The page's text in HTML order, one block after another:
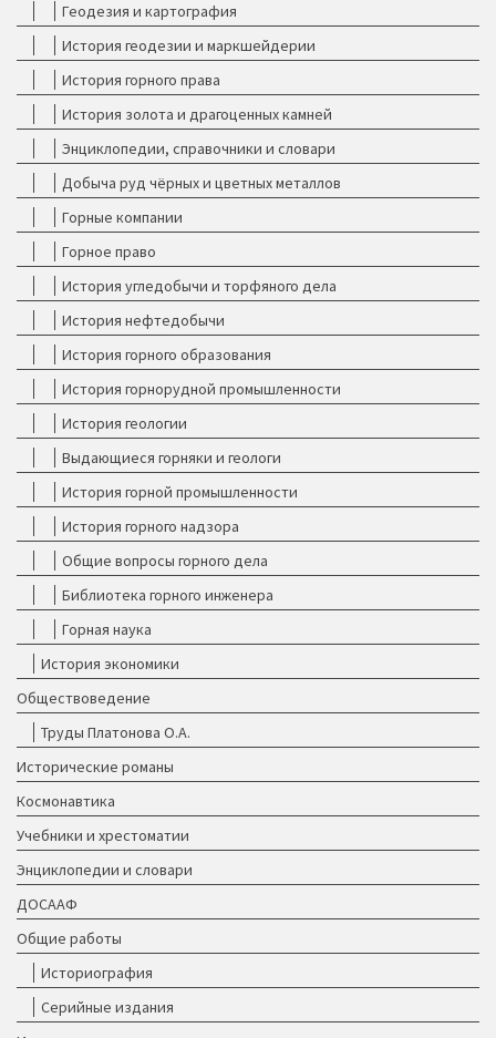
Геодезия и картография
История геодезии и маркшейдерии
История горного права
История золота и драгоценных камней
Энциклопедии, справочники и словари
Добыча руд чёрных и цветных металлов
Горные компании
Горное право
История угледобычи и торфяного дела
История нефтедобычи
История горного образования
История горнорудной промышленности
История геологии
Выдающиеся горняки и геологи
История горной промышленности
История горного надзора
Общие вопросы горного дела
Библиотека горного инженера
Горная наука
История экономики
Обществоведение
Труды Платонова О.А.
Исторические романы
Космонавтика
Учебники и хрестоматии
Энциклопедии и словари
ДОСААФ
Общие работы
Историография
Серийные издания